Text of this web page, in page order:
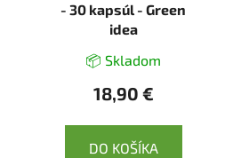
- 30 kapsúl - Green
idea
📦 Skladom
18,90 €
DO KOŠÍKA